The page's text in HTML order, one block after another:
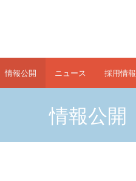
情報公開 ニュース 採用情報
情報公開